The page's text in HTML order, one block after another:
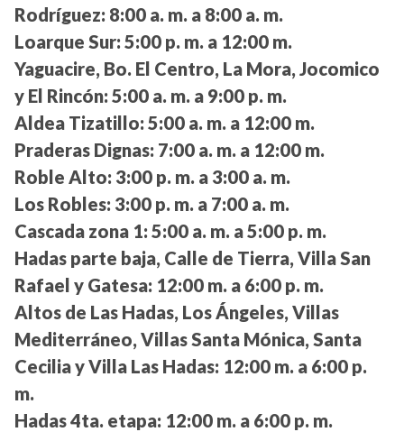
Rodríguez: 8:00 a. m. a 8:00 a. m.
Loarque Sur: 5:00 p. m. a 12:00 m.
Yaguacire, Bo. El Centro, La Mora, Jocomico
y El Rincón: 5:00 a. m. a 9:00 p. m.
Aldea Tizatillo: 5:00 a. m. a 12:00 m.
Praderas Dignas: 7:00 a. m. a 12:00 m.
Roble Alto: 3:00 p. m. a 3:00 a. m.
Los Robles: 3:00 p. m. a 7:00 a. m.
Cascada zona 1: 5:00 a. m. a 5:00 p. m.
Hadas parte baja, Calle de Tierra, Villa San
Rafael y Gatesa: 12:00 m. a 6:00 p. m.
Altos de Las Hadas, Los Ángeles, Villas
Mediterráneo, Villas Santa Mónica, Santa
Cecilia y Villa Las Hadas: 12:00 m. a 6:00 p.
m.
Hadas 4ta. etapa: 12:00 m. a 6:00 p. m.